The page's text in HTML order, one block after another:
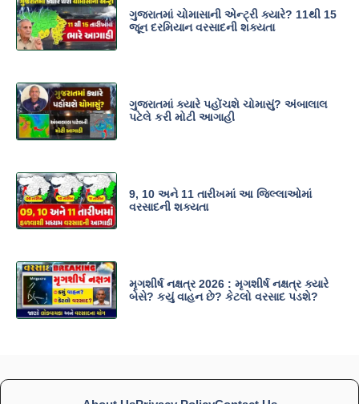
ગુજરાતમાં ચોમાસાની એન્ટ્રી ક્યારે? 11થી 15
જૂન દરમિયાન વરસાદની શક્યતા
ગુજરાતમાં ક્યારે પહોંચશે ચોમાસું? અંબાલાલ
પટેલે કરી મોટી આગાહી
9, 10 અને 11 તારીખમાં આ જિલ્લાઓમાં
વરસાદની શક્યતા
મૃગશીર્ષ નક્ષત્ર 2026 : મૃગશીર્ષ નક્ષત્ર ક્યારે
બેસે? કયું વાહન છે? કેટલો વરસાદ પડશે?